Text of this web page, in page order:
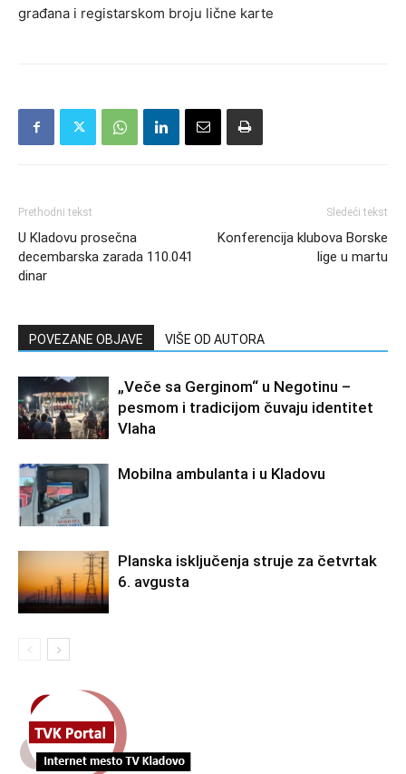
građana i registarskom broju lične karte
Prethodni tekst
U Kladovu prosečna
decembarska zarada 110.041
dinar
Sledeći tekst
Konferencija klubova Borske
lige u martu
POVEZANE OBJAVE VIŠE OD AUTORA
„Veče sa Gerginom“ u Negotinu –
pesmom i tradicijom čuvaju identitet
Vlaha
Mobilna ambulanta i u Kladovu
Planska isključenja struje za četvrtak
6. avgusta